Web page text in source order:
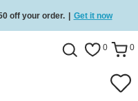
off your order. | Get it now
Shop now 0 0